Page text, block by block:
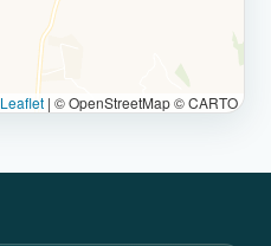
Leaflet | © OpenStreetMap © CARTO